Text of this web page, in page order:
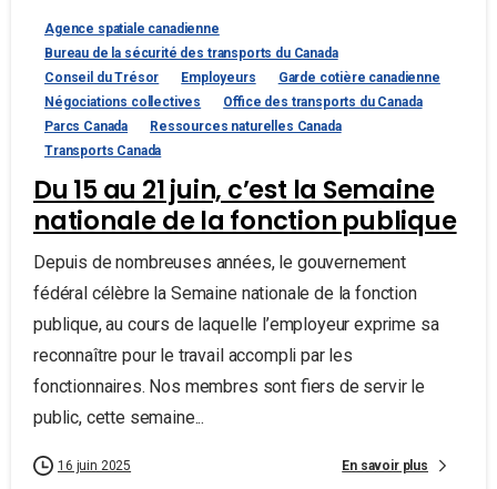
Agence spatiale canadienne
Bureau de la sécurité des transports du Canada
Conseil du Trésor
Employeurs
Garde cotière canadienne
Négociations collectives
Office des transports du Canada
Parcs Canada
Ressources naturelles Canada
Transports Canada
Du 15 au 21 juin, c’est la Semaine
nationale de la fonction publique
Depuis de nombreuses années, le gouvernement
fédéral célèbre la Semaine nationale de la fonction
publique, au cours de laquelle l’employeur exprime sa
reconnaître pour le travail accompli par les
fonctionnaires. Nos membres sont fiers de servir le
public, cette semaine...
16 juin 2025 En savoir plus